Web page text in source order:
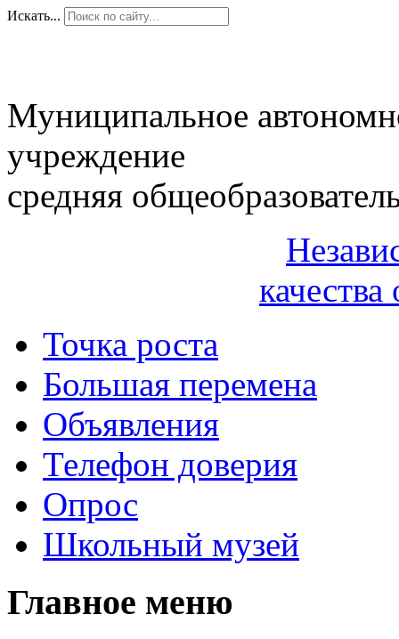
Искать...
Муниципальное
учреждение
средняя
качества
Точка роста
Большая перемена
Объявления
Телефон доверия
Опрос
Школьный музей
Главное меню